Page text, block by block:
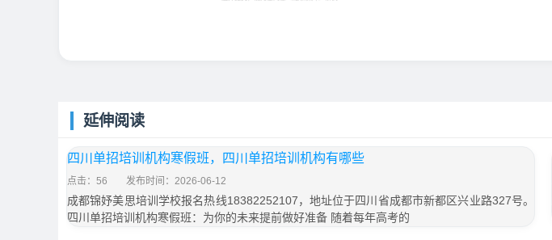
延伸阅读
四川单招培训机构寒假班，四川单招培训机构有哪些
点击：56 发布时间：2026-06-12
成都锦妤美思培训学校报名热线18382252107，地址位于四川省成都市新都区兴业路327号。
四川单招培训机构寒假班：为你的未来提前做好准备 随着每年高考的